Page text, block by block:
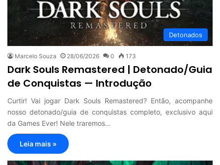
Detonados
Marcelo Souza 28/06/2026 0 173
Dark Souls Remastered | Detonado/Guia
de Conquistas — Introdução
Curtir! Vai jogar Dark Souls Remastered? Então, acompanhe
nosso detonado/guia de conquistas completo, exclusivo aqui
da Games Ever! Nele traremos…
Leia mais »